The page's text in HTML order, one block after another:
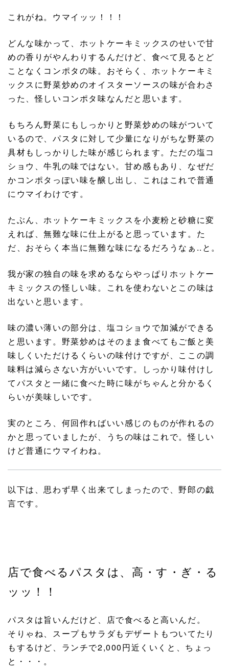
これがね。ウマイッッ！！！
どんな味かって、ホットケーキミックスのせいで甘
めの香りがやんわりするんだけど、食べて見るとど
ことなくコンポタの味。おそらく、ホットケーキミ
ックスに野菜炒めのオイスターソースの味が合わさ
った、怪しいコンポタ味なんだと思います。
もちろん野菜にもしっかりと野菜炒めの味がついて
いるので、パスタに対して少量になりがちな野菜の
具材もしっかりした味が感じられます。ただの塩コ
ショウ、牛乳の味ではない。甘め感もあり、なぜだ
かコンポタっぽい味を醸し出し、これはこれで普通
にウマイわけです。
たぶん、ホットケーキミックスを小麦粉と砂糖に変
えれば、無難な味に仕上がると思っています。た
だ、おそらく本当に無難な味になるだろうなぁ..と。
我が家の独自の味を求めるならやっぱりホットケー
キミックスの怪しい味。これを使わないとこの味は
出ないと思います。
味の濃い薄いの部分は、塩コショウで加減ができる
と思います。野菜炒めはそのまま食べてもご飯と美
味しくいただけるくらいの味付けですが、ここの調
味料は減らさない方がいいです。しっかり味付けし
てパスタと一緒に食べた時に味がちゃんと分かるく
らいが美味しいです。
実のところ、何回作ればいい感じのものが作れるの
かと思っていましたが、うちの味はこれで。怪しい
けど普通にウマイわね。
以下は、思わず早く出来てしまったので、野郎の戯
言です。
店で食べるパスタは、高・す・ぎ・る
ッッ！！
パスタは旨いんだけど、店で食べると高いんだ。
そりゃね、スープもサラダもデザートもついてたり
もするけど、ランチで2,000円近くいくと、ちょっ
と・・・。